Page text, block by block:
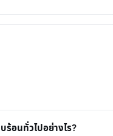
ร้อนทั่วไปอย่างไร?